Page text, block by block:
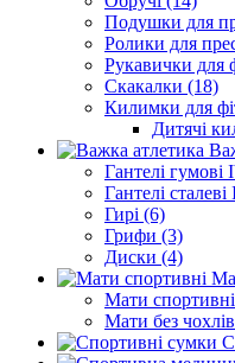
Подушки для
Ролики для
Рукавички для
Скакалки (18)
Килимки для
Дитячі
Гантелі гумові
Гантелі
Гирі (6)
Грифи (3)
Диски (4)
Мати
Мати без